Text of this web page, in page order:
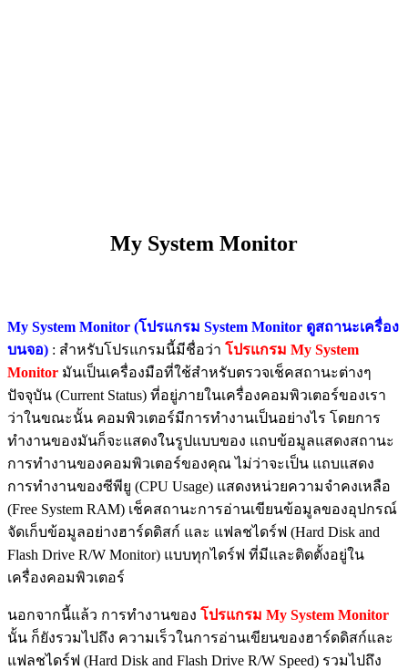
My System Monitor
My System Monitor (โปรแกรม System Monitor ดูสถานะเครื่อง
บนจอ) : สำหรับโปรแกรมนี้มีชื่อว่า โปรแกรม My System
Monitor มันเป็นเครื่องมือที่ใช้สำหรับตรวจเช็คสถานะต่างๆ
ปัจจุบัน (Current Status) ที่อยู่ภายในเครื่องคอมพิวเตอร์ของเรา
ว่าในขณะนั้น คอมพิวเตอร์มีการทำงานเป็นอย่างไร โดยการ
ทำงานของมันก็จะแสดงในรูปแบบของ แถบข้อมูลแสดงสถานะ
การทำงานของคอมพิวเตอร์ของคุณ ไม่ว่าจะเป็น แถบแสดง
การทำงานของซีพียู (CPU Usage) แสดงหน่วยความจำคงเหลือ
(Free System RAM) เช็คสถานะการอ่านเขียนข้อมูลของอุปกรณ์
จัดเก็บข้อมูลอย่างฮาร์ดดิสก์ และ แฟลชไดร์ฟ (Hard Disk and
Flash Drive R/W Monitor) แบบทุกไดร์ฟ ที่มีและติดตั้งอยู่ใน
เครื่องคอมพิวเตอร์
นอกจากนี้แล้ว การทำงานของ โปรแกรม My System Monitor
นั้น ก็ยังรวมไปถึง ความเร็วในการอ่านเขียนของฮาร์ดดิสก์และ
แฟลชไดร์ฟ (Hard Disk and Flash Drive R/W Speed) รวมไปถึง